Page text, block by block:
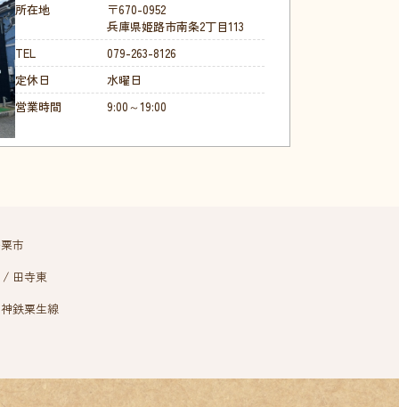
所在地
〒670-0952
兵庫県姫路市南条2丁目113
TEL
079-263-8126
定休日
水曜日
営業時間
9:00～19:00
市
田寺東
神鉄粟生線